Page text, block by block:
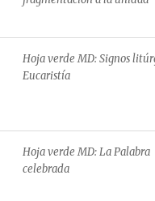
Hoja verde MD: Signos
Eucaristía
Hoja verde MD: La Palabra
celebrada